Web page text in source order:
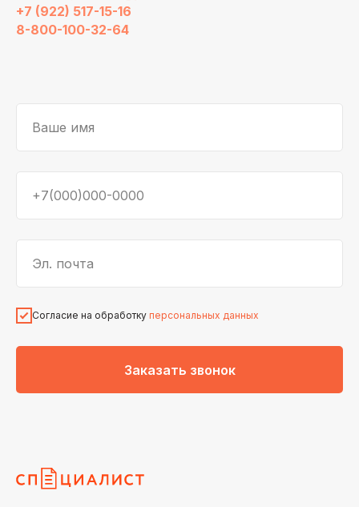
+7 (922) 517-15-16
8-800-100-32-64
Ваше имя
+7(000)000-0000
Эл. почта
Согласие на обработку персональных данных
Заказать звонок